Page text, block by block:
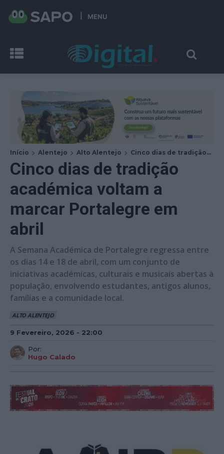
MENU
Início Alentejo Alto Alentejo Cinco dias de tradição...
Cinco dias de tradição
académica voltam a
marcar Portalegre em
abril
A Semana Académica de Portalegre regressa entre
os dias 14 e 18 de abril, com um conjunto de
iniciativas académicas, culturais e musicais abertas à
população, envolvendo estudantes, antigos alunos,
famílias e a comunidade local.
ALTO ALENTEJO
9 Fevereiro, 2026 - 22:00
Por:
Hugo Calado